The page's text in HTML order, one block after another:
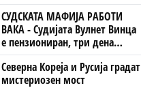
СУДСКАТА МАФИЈА РАБОТИ
ВАКА - Судијата Вулнет Винца
е пензиониран, три дена
откако му го врати пасошот
на бизнисменот Марковски
Северна Кореја и Русија градат
мистериозен мост